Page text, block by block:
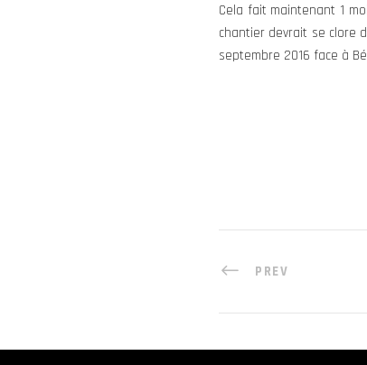
Cela fait maintenant 1
chantier devrait se clore
septembre 2016 face à
PREV